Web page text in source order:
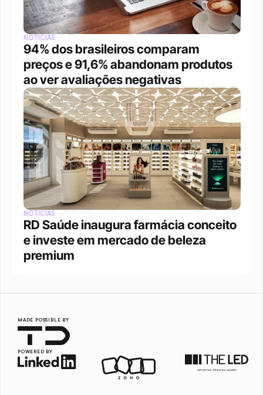
NOTÍCIAS
94% dos brasileiros comparam
preços e 91,6% abandonam produtos
ao ver avaliações negativas
NOTÍCIAS
RD Saúde inaugura farmácia conceito
e investe em mercado de beleza
premium
MADE POSSIBLE BY
POWERED BY